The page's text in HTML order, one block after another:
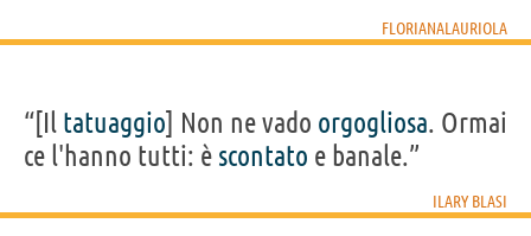
FLORIANALAURIOLA
“[Il tatuaggio] Non ne vado orgogliosa. Ormai
ce l'hanno tutti: è scontato e banale.”
ILARY BLASI